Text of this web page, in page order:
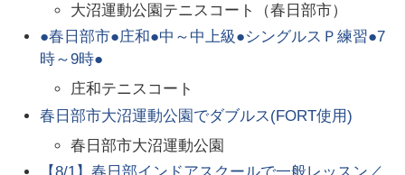
大沼運動公園テニスコート（春日部市）
●春日部市●庄和●中～中上級●シングルスＰ練習●7
時～9時●
庄和テニスコート
春日部市大沼運動公園でダブルス(FORT使用)
春日部市大沼運動公園